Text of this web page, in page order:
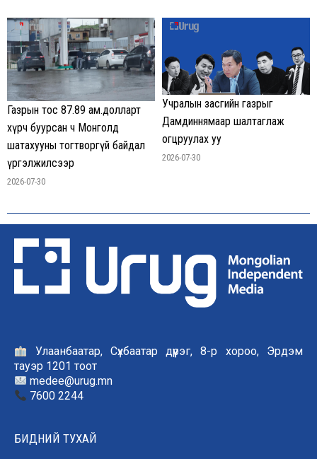
Газрын тос 87.89 ам.долларт
хүрч буурсан ч Монголд
шатахууны тогтворгүй байдал
үргэлжилсээр
2026-07-30
Учралын засгийн газрыг
Дамдиннямаар шалтаглаж
огцруулах уу
2026-07-30
Улаанбаатар, Сүхбаатар дүүрэг, 8-р хороо, Эрдэм
тауэр 1201 тоот
medee@urug.mn
7600 2244
БИДНИЙ ТУХАЙ